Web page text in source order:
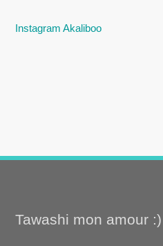
Instagram Akaliboo
Tawashi mon amour :)